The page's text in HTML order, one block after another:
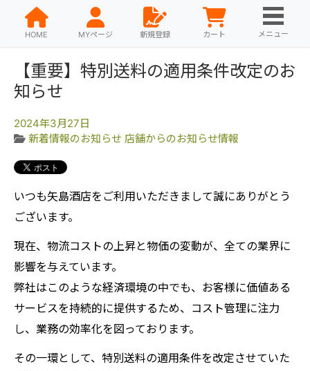
HOME MYページ 新規登録 カート メニュー
【重要】特別送料の適用条件改定のお
知らせ
2024年3月27日
新着情報のお知らせ 店舗からのお知らせ情報
いつも矢島酒店をご利用いただきまして誠にありがとう
ございます。
現在、物流コストの上昇と物価の変動が、全ての業界に
影響を与えています。
弊社はこのような経済環境の中でも、お客様に価値ある
サービスを持続的に提供するため、コスト管理に注力
し、業務の効率化を図っております。
その一環として、特別送料の適用条件を改定させていた